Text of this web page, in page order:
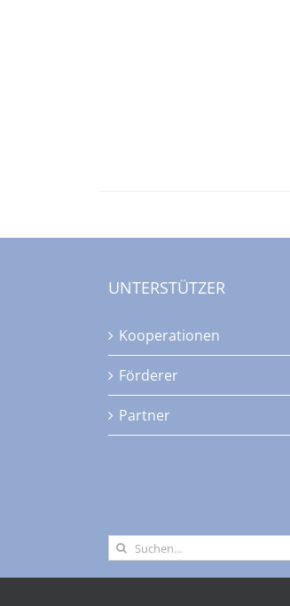
UNTERSTÜTZER
Kooperationen
Förderer
Partner
Suche
nach: